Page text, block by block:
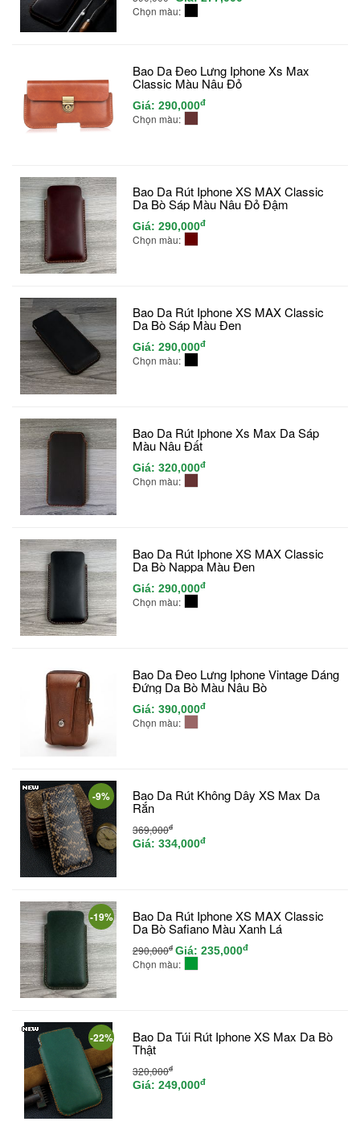
Chọn màu:
Bao Da Đeo Lưng Iphone Xs Max
Classic Màu Nâu Đỏ
Giá: 290,000đ
Chọn màu:
Bao Da Rút Iphone XS MAX Classic
Da Bò Sáp Màu Nâu Đỏ Đậm
Giá: 290,000đ
Chọn màu:
Bao Da Rút Iphone XS MAX Classic
Da Bò Sáp Màu Đen
Giá: 290,000đ
Chọn màu:
Bao Da Rút Iphone Xs Max Da Sáp
Màu Nâu Đất
Giá: 320,000đ
Chọn màu:
Bao Da Rút Iphone XS MAX Classic
Da Bò Nappa Màu Đen
Giá: 290,000đ
Chọn màu:
Bao Da Đeo Lưng Iphone Vintage Dáng
Đứng Da Bò Màu Nâu Bò
Giá: 390,000đ
Chọn màu:
-9% Bao Da Rút Không Dây XS Max Da
Rắn
369,000đ
Giá: 334,000đ
-19% Bao Da Rút Iphone XS MAX Classic
Da Bò Safiano Màu Xanh Lá
290,000đ Giá: 235,000đ
Chọn màu:
-22% Bao Da Túi Rút Iphone XS Max Da Bò
Thật
320,000đ
Giá: 249,000đ